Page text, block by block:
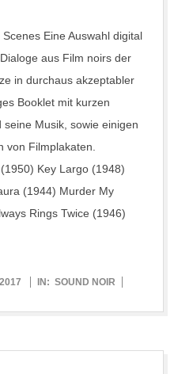
Eine Auswahl digital
aus Film noirs der
in durchaus akzeptabler
Booklet mit kurzen
Musik, sowie einigen
von Filmplakaten.
Key Largo (1948)
(1944) Murder My
Rings Twice (1946)
IN: SOUND NOIR